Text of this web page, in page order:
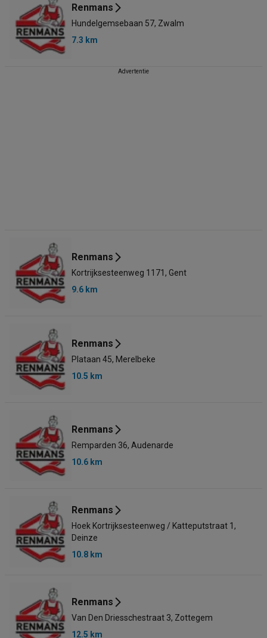
Renmans
Hundelgemsebaan 57, Zwalm
7.3 km
Advertentie
Renmans
Kortrijksesteenweg 1171, Gent
9.6 km
Renmans
Plataan 45, Merelbeke
10.5 km
Renmans
Remparden 36, Audenarde
10.6 km
Renmans
Hoek Kortrijksesteenweg / Katteputstraat 1,
Deinze
10.8 km
Renmans
Van Den Driesschestraat 3, Zottegem
12.5 km